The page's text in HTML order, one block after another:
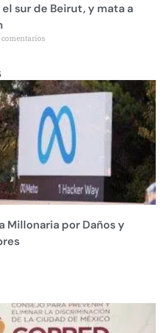
sur de Beirut, y mata a
comentarios
Millonaria por Daños y